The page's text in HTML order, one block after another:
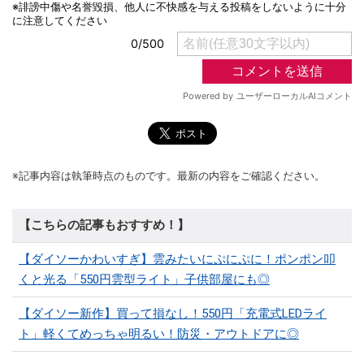
※記事内容は執筆時点のものです。最新の内容をご確認ください。
【こちらの記事もおすすめ！】
【ダイソーかわいすぎ】雲みたいにぷにぷに！ポンポン叩
くと光る「550円雲型ライト」子供部屋にも◎
【ダイソー新作】買って損なし！550円「充電式LEDライ
ト」軽くてめっちゃ明るい！防災・アウトドアに◎